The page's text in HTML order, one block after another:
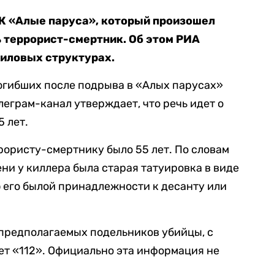
«Алые паруса», который произошел
смертник. Об этом РИА
структурах.
после подрыва в «Алых парусах»
канал утверждает, что речь идет о
лет.
смертнику было 55 лет. По словам
у киллера была старая татуировка в виде
былой принадлежности к десанту или
подельников убийцы, с
«112». Официально эта информация не